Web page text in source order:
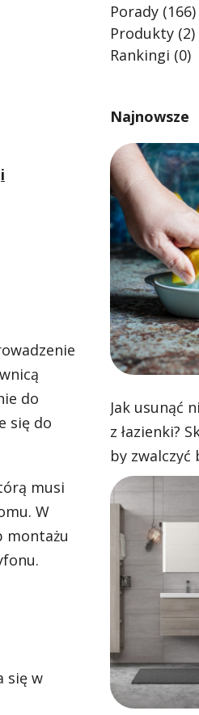
do
się do
musi
W
montażu
się w
Porady(166)
Produkty(2)
Rankingi (0)
Najnowsze
Jak usunąć
z łazienki?
by zwalczyć
toalety,